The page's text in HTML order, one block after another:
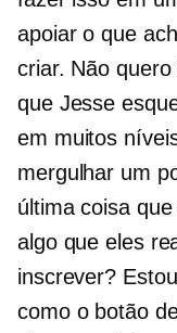
apoiar o que
criar. Não
que Jesse
em muitos
mergulhar um
última coisa
algo que eles
inscrever?
como o botão